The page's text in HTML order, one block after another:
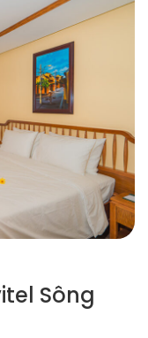
Sông